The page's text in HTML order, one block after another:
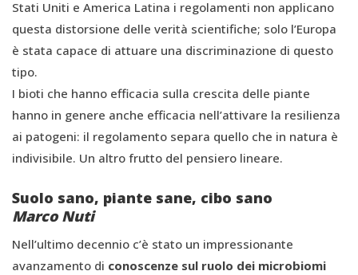
Stati Uniti e America Latina i regolamenti non applicano
questa distorsione delle verità scientifiche; solo l’Europa
è stata capace di attuare una discriminazione di questo
tipo.
I bioti che hanno efficacia sulla crescita delle piante
hanno in genere anche efficacia nell’attivare la resilienza
ai patogeni: il regolamento separa quello che in natura è
indivisibile. Un altro frutto del pensiero lineare.
Suolo sano, piante sane, cibo sano
Marco Nuti
Nell’ultimo decennio c’è stato un impressionante
avanzamento di conoscenze sul ruolo dei microbiomi